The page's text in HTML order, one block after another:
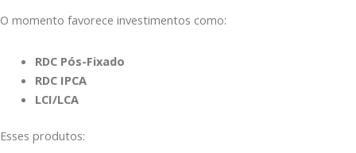
O momento favorece investimentos como:
RDC Pós-Fixado
RDC IPCA
LCI/LCA
Esses produtos: